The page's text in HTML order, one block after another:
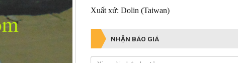
Xuất xứ: Dolin (Taiwan)
NHẬN BÁO GIÁ